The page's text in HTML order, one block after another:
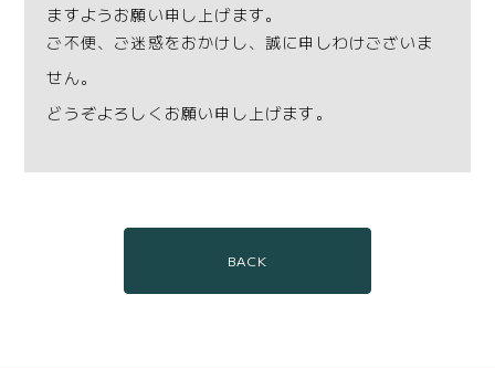
ますようお願い申し上げます。
ご不便、ご迷惑をおかけし、誠に申しわけございま
せん。
どうぞよろしくお願い申し上げます。
BACK